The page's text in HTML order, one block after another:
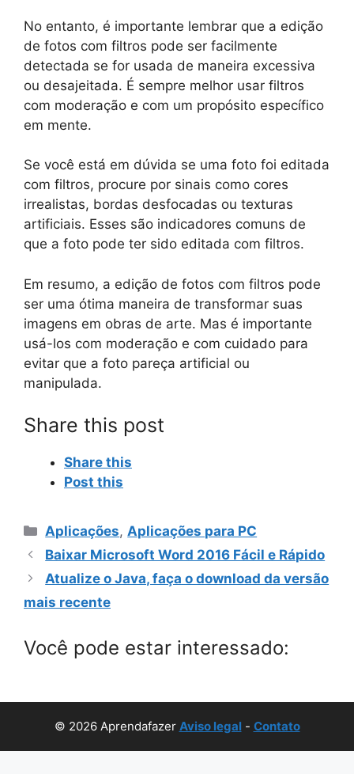
No entanto, é importante lembrar que a edição
de fotos com filtros pode ser facilmente
detectada se for usada de maneira excessiva
ou desajeitada. É sempre melhor usar filtros
com moderação e com um propósito específico
em mente.
Se você está em dúvida se uma foto foi editada
com filtros, procure por sinais como cores
irrealistas, bordas desfocadas ou texturas
artificiais. Esses são indicadores comuns de
que a foto pode ter sido editada com filtros.
Em resumo, a edição de fotos com filtros pode
ser uma ótima maneira de transformar suas
imagens em obras de arte. Mas é importante
usá-los com moderação e com cuidado para
evitar que a foto pareça artificial ou
manipulada.
Share this post
Share this
Post this
Categorias
Aplicações,Aplicações para PC
Baixar Microsoft Word 2016 Fácil e Rápido
Atualize o Java, faça o download da versão
mais recente
Você pode estar interessado:
© 2026 Aprendafazer Aviso legal- Contato